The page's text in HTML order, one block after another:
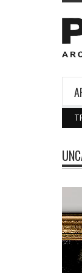
Išrinktos